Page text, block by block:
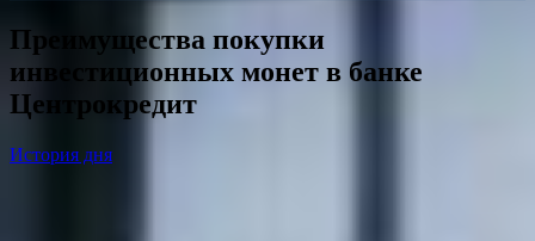
Преимущества покупки
инвестиционных монет в банке
Центрокредит
История дня